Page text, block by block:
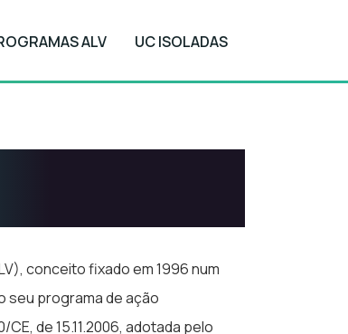
ALV UC ISOLADAS
conceito fixado em 1996 num
seu programa de ação
de 15.11.2006, adotada pelo